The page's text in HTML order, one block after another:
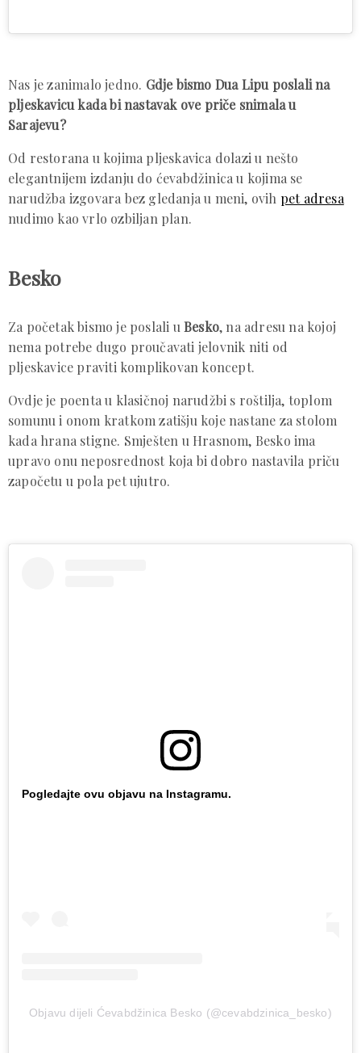
Nas je zanimalo jedno. Gdje bismo Dua Lipu poslali na
pljeskavicu kada bi nastavak ove priče snimala u
Sarajevu?
Od restorana u kojima pljeskavica dolazi u nešto
elegantnijem izdanju do ćevabdžinica u kojima se
narudžba izgovara bez gledanja u meni, ovih pet adresa
nudimo kao vrlo ozbiljan plan.
Besko
Za početak bismo je poslali uBesko, na adresu na kojoj
nema potrebe dugo proučavati jelovnik niti od
pljeskavice praviti komplikovan koncept.
Ovdje je poenta u klasičnoj narudžbi s roštilja, toplom
somunu i onom kratkom zatišju koje nastane za stolom
kada hrana stigne. Smješten u Hrasnom, Besko ima
upravo onu neposrednost koja bi dobro nastavila priču
započetu u pola pet ujutro.
Pogledajte ovu objavu na Instagramu.
Objavu dijeli Ćevabdžinica Besko (@cevabdzinica_besko)